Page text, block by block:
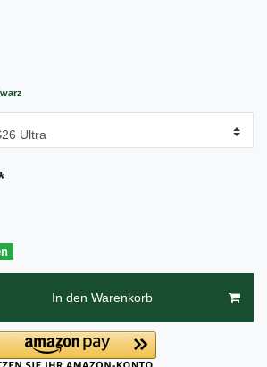
In den Warenkorb